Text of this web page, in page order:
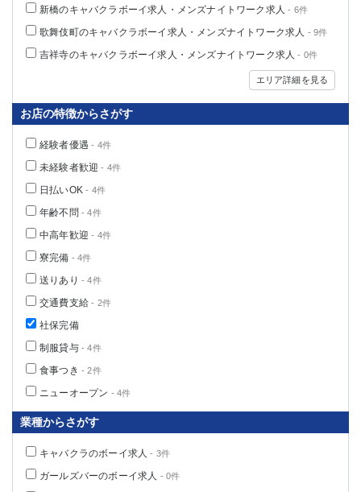
新橋のキャバクラボーイ求人・メンズナイトワーク求人 - 6件
歌舞伎町のキャバクラボーイ求人・メンズナイトワーク求人 - 9件
吉祥寺のキャバクラボーイ求人・メンズナイトワーク求人 - 0件
エリア詳細を見る
お店の特徴からさがす
経験者優遇 - 4件
未経験者歓迎 - 4件
日払いOK - 4件
年齢不問 - 4件
中高年歓迎 - 4件
寮完備 - 4件
送りあり - 4件
交通費支給 - 2件
社保完備
制服貸与- 4件
食事つき - 2件
ニューオープン - 4件
業種からさがす
キャバクラのボーイ求人 - 3件
ガールズバーのボーイ求人 - 0件